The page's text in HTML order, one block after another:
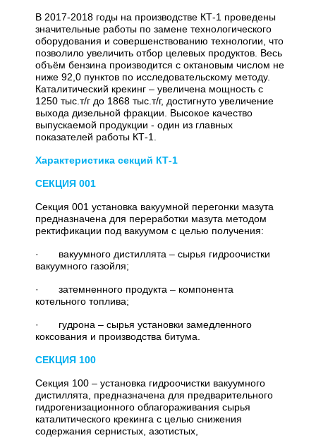
В 2017-2018 годы на производстве КТ-1 проведены
значительные работы по замене технологического
оборудования и совершенствованию технологии, что
позволило увеличить отбор целевых продуктов. Весь
объём бензина производится с октановым числом не
ниже 92,0 пунктов по исследовательскому методу.
Каталитический крекинг – увеличена мощность с
1250 тыс.т/г до 1868 тыс.т/г, достигнуто увеличение
выхода дизельной фракции. Высокое качество
выпускаемой продукции - один из главных
показателей работы КТ-1.
Характеристика секций КТ-1
СЕКЦИЯ 001
Секция 001 установка вакуумной перегонки мазута
предназначена для переработки мазута методом
ректификации под вакуумом с целью получения:
· вакуумного дистиллята – сырья гидроочистки
вакуумного газойля;
· затемненного продукта – компонента
котельного топлива;
· гудрона – сырья установки замедленного
коксования и производства битума.
СЕКЦИЯ 100
Секция 100 – установка гидроочистки вакуумного
дистиллята, предназначена для предварительного
гидрогенизационного облагораживания сырья
каталитического крекинга с целью снижения
содержания сернистых, азотистых,